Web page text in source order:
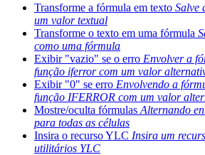
Transforme a fórmula em texto Salve
um valor textual
Transforme o texto em uma fórmula
como uma fórmula
Exibir "vazio" se o erro Envolver a
função iferror com um valor
Exibir "0" se erro Envolvendo a
função IFERROR com um valor
Mostre/oculta fórmulas Alternando
para todas as células
Insira o recurso YLC Insira um
utilitários YLC